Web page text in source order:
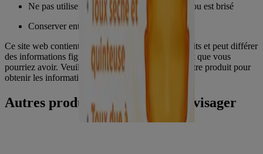
Ne pas utiliser si le sceau du flacon manque ou est brisé
Conserver entre 15 et 30 °C
Ce site web contient des informations sur les produits et peut différer
des informations figurant sur l'emballage du produit que vous
pourriez avoir. Veuillez consulter l'emballage de votre produit pour
obtenir les informations les plus récentes.
Autres produits vous pouvez envisager